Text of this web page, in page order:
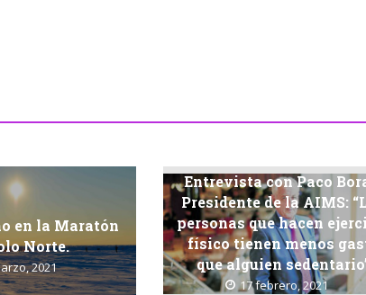
en la Maratón
Norte.
2021
Entrevista con Paco
Presidente de la AIMS:
personas que hacen
físico tienen menos
que alguien
17 febrero, 2021